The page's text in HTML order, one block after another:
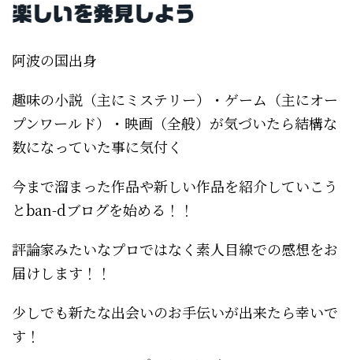
阿波の国出身
趣味の小説（主にミステリー）・ゲーム（主にオー
プンワールド）・映画（全般）が気づいたら結構な
数になっていた事に気付く
今まで溜まった作品や新しい作品を紹介していこう
とban-dブログを始める！！
評論家みたいなプロではなく素人目線での感想をお
届けします！！
少しでも新たな出会いのお手伝いが出来たら幸いで
す！